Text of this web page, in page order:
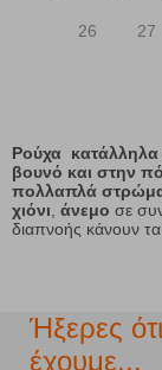
26 27
Ρούχα κατάλληλα
βουνό και στην
πολλαπλά
χιόνι άνεμο σε
διαπνοής κάνουν
Ήξερες
έχουμε...